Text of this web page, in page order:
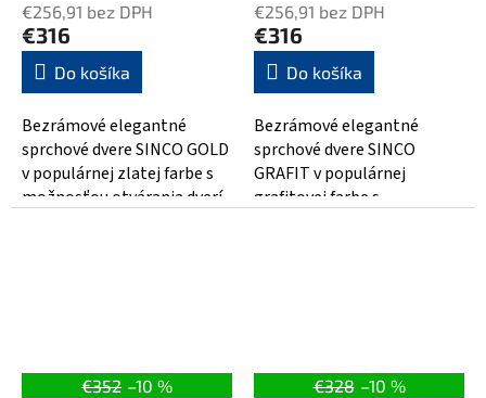
mm, Zlatá
€256,91 bez DPH
€316
Do košíka
Bezrámové elegantné
sprchové dvere SINCO GOLD
v populárnej zlatej farbe s
možnosťou otvárania dverí
mm, Grafit
€256,91 bez DPH
€316
Do košíka
Bezrámové elegantné
sprchové dvere SINCO
GRAFIT v populárnej
grafitovej farbe s
€352 –10 %
€328 –10 %